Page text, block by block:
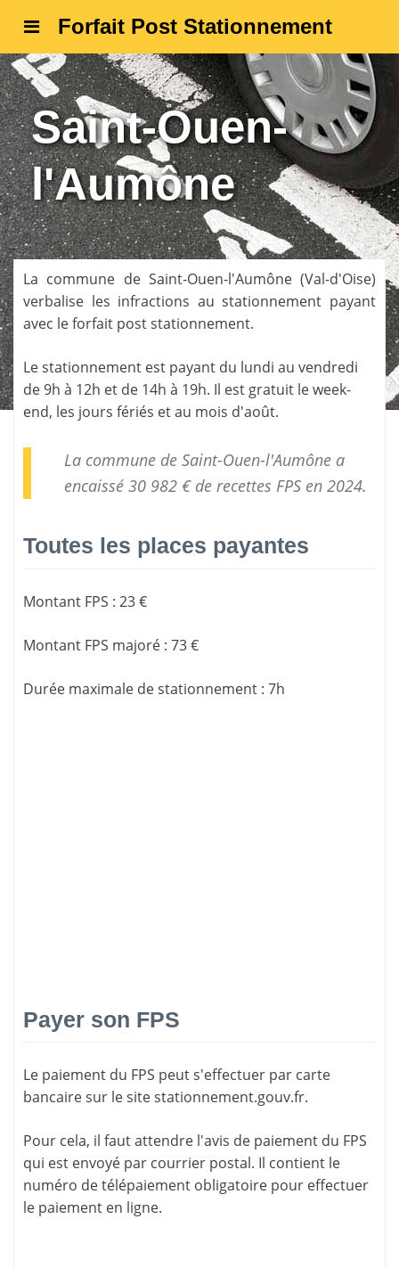
Forfait Post Stationnement
Saint-Ouen-
l'Aumône
La commune de Saint-Ouen-l'Aumône(Val-d'Oise)
verbalise les infractions au stationnement payant
avec le forfait post stationnement.
Le stationnement est payant du lundi au vendredi
de 9h à 12h et de 14h à 19h. Il est gratuit le week-
end, les jours fériés et au mois d'août.
La commune de Saint-Ouen-l'Aumône a
encaissé 30 982 € de recettes FPSen 2024.
Toutes les places payantes
Montant FPS : 23 €
Montant FPS majoré : 73 €
Durée maximale de stationnement : 7h
Payer son FPS
Le paiement du FPS peut s'effectuer par carte
bancaire sur le sitestationnement.gouv.fr.
Pour cela, il faut attendre l'avis de paiement du FPS
qui est envoyé par courrier postal. Il contient le
numéro de télépaiement obligatoire pour effectuer
le paiement en ligne.